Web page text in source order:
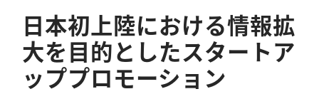
日本初上陸における情報拡
大を目的としたスタートア
ッププロモーション